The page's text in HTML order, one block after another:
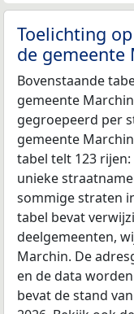
Toelichting
de gemeente
Bovenstaande
gemeente
gegroepeerd per
gemeente
tabel telt 123
unieke
sommige straten
tabel bevat
deelgemeenten,
Marchin. De
en de data
bevat de stand